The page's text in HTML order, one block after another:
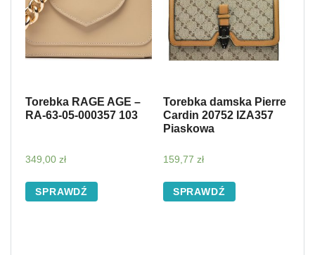
Torebka RAGE AGE –
RA-63-05-000357 103
349,00 zł
SPRAWDŹ
Torebka damska Pierre
Cardin 20752 IZA357
Piaskowa
159,77 zł
SPRAWDŹ